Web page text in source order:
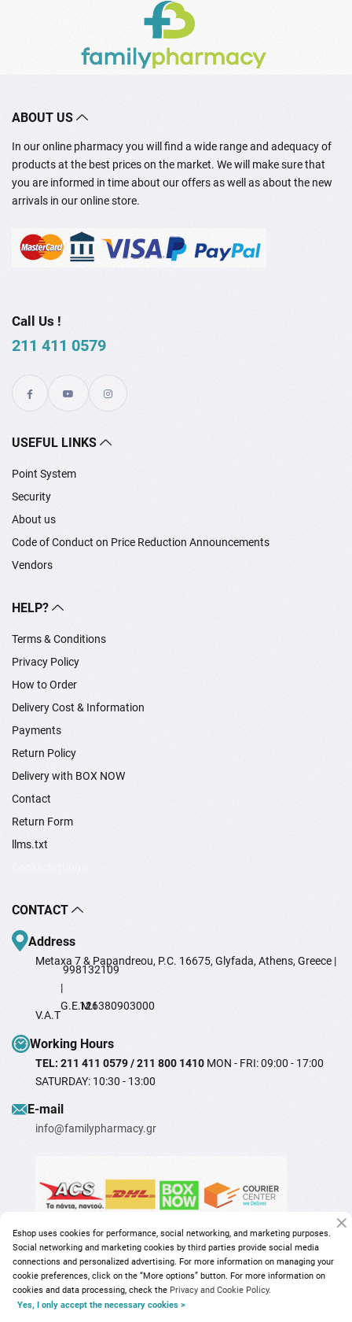
ABOUT US
In our online pharmacy you will find a wide range and adequacy of
products at the best prices on the market. We will make sure that
you are informed in time about our offers as well as about the new
arrivals in our online store.
Call Us !
211 411 0579
USEFUL LINKS
Point System
Security
About us
Code of Conduct on Price Reduction Announcements
Vendors
HELP?
Terms & Conditions
Privacy Policy
How to Order
Delivery Cost & Information
Payments
Return Policy
Delivery with BOX NOW
Contact
Return Form
llms.txt
CONTACT
Address
Metaxa 7 & Papandreou, P.C. 16675, Glyfada, Athens, Greece |
V.A.T
998132109
|
G.E.M.I126380903000
Working Hours
TEL: 211 411 0579 / 211 800 1410 MON - FRI: 09:00 - 17:00
SATURDAY: 10:30 - 13:00
Ε-mail
info@familypharmacy.gr
Eshop uses cookies for performance, social networking, and marketing purposes.
Social networking and marketing cookies by third parties provide social media
connections and personalized advertising. For more information on managing your
cookie preferences, click on the “More options” button. For more information on
cookies and data processing, check the Privacy and Cookie Policy.
Yes, I only accept the necessary cookies >